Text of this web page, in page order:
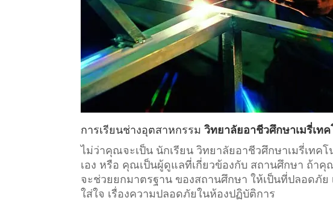
การเรียนช่างอุตสาหกรรม วิทยาลัยอาชีวศึกษาเมรี่เท
ไม่ว่าคุณจะเป็น นักเรียน วิทยาลัยอาชีวศึกษาเมรี่เท
เอง หรือ คุณเป็นผู้ดูแลที่เกี่ยวข้องกับ สถานศึกษา ถ้าคุ
จะช่วยยกมาตรฐาน ของสถานศึกษา ให้เป็นที่ปลอดภั
ใส่ใจ เรื่องความปลอดภัยในห้องปฏิบัติการ